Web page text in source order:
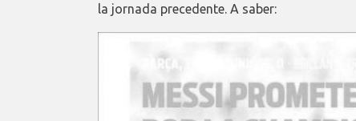
la jornada precedente. A saber: